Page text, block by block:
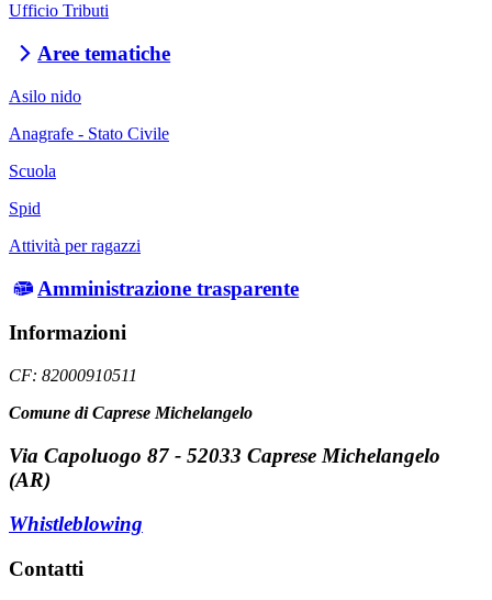
Ufficio Tributi
Aree tematiche
Asilo nido
Anagrafe - Stato Civile
Scuola
Spid
Attività per ragazzi
Amministrazione trasparente
Informazioni
CF: 82000910511
Comune di Caprese Michelangelo
Via Capoluogo 87 - 52033 Caprese Michelangelo
(AR)
Whistleblowing
Contatti